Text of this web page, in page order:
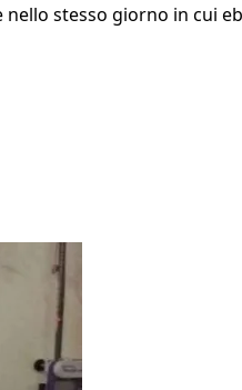
stesso giorno in cui